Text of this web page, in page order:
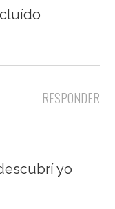
RESPONDER
yo